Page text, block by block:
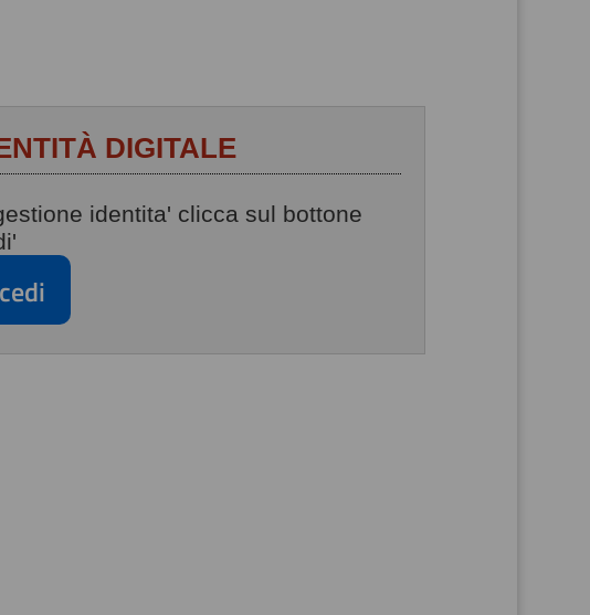
DIGITALE
identita' clicca sul bottone